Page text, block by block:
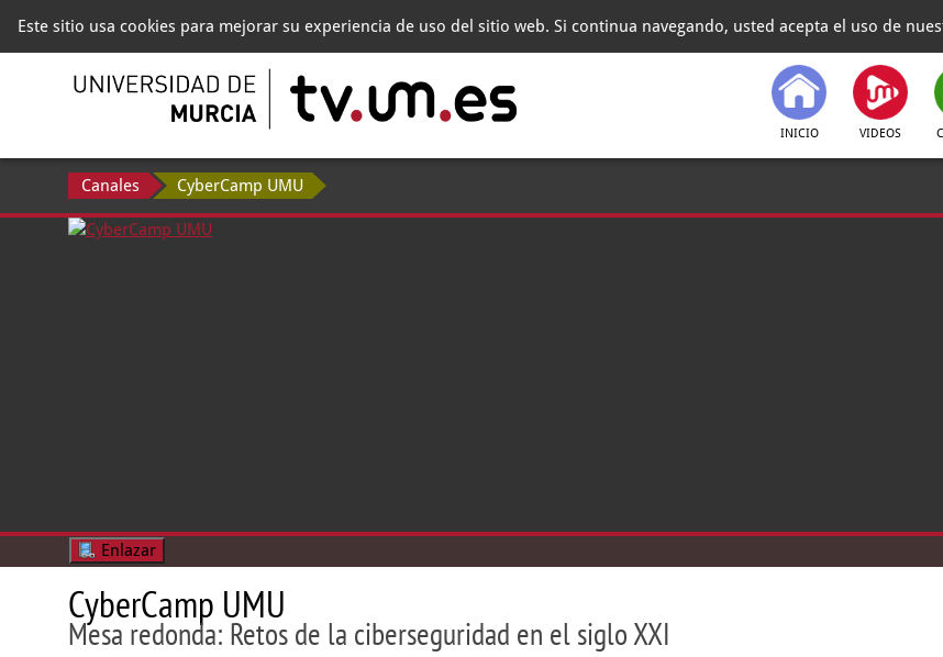
Este sitio usa cookies para mejorar su experiencia de uso del sitio web. Si continua navegando, usted acepta el uso de
INICIO VIDEOS
Canales CyberCamp UMU
Enlazar
CyberCamp UMU
Mesa redonda: Retos de la ciberseguridad en el siglo XXI